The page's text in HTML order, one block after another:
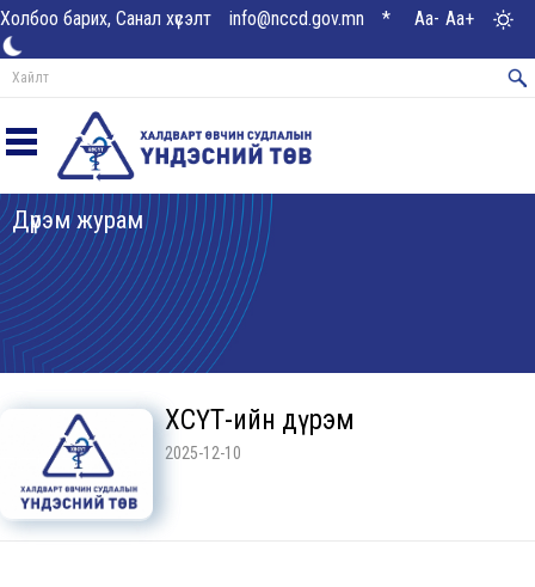
Холбоо барих, Санал хүсэлт info@nccd.gov.mn * Aa- Aa+
Дүрэм журам
ХӨСҮТ-ийн дүрэм
2025-12-10